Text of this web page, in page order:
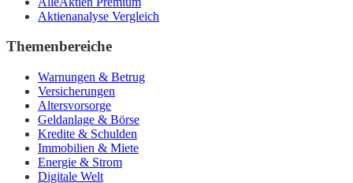
Aktienanalyse Vergleich
Themenbereiche
Warnungen & Betrug
Versicherungen
Altersvorsorge
Geldanlage & Börse
Kredite & Schulden
Immobilien & Miete
Energie & Strom
Digitale Welt